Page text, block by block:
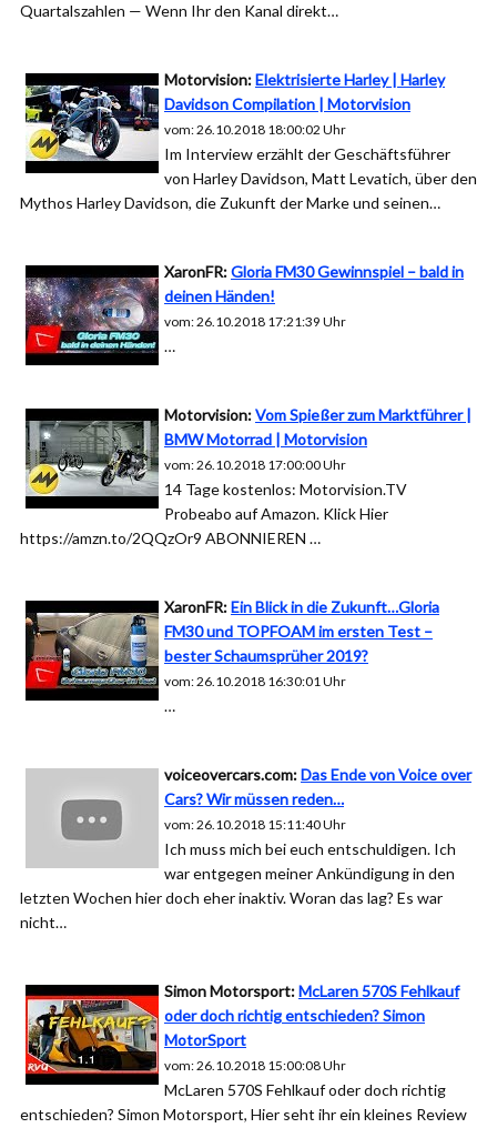
Quartalszahlen — Wenn Ihr den Kanal direkt…
Motorvision:Elektrisierte Harley | Harley
Davidson Compilation | Motorvision
vom: 26.10.2018 18:00:02 Uhr
Im Interview erzählt der Geschäftsführer
von Harley Davidson, Matt Levatich, über den
Mythos Harley Davidson, die Zukunft der Marke und seinen…
XaronFR:Gloria FM30 Gewinnspiel – bald in
deinen Händen!
vom: 26.10.2018 17:21:39 Uhr
…
Motorvision:Vom Spießer zum Marktführer |
BMW Motorrad | Motorvision
vom: 26.10.2018 17:00:00 Uhr
14 Tage kostenlos: Motorvision.TV
Probeabo auf Amazon. Klick Hier
https://amzn.to/2QQzOr9 ABONNIEREN …
XaronFR:Ein Blick in die Zukunft…Gloria
FM30 und TOPFOAM im ersten Test –
bester Schaumsprüher 2019?
vom: 26.10.2018 16:30:01 Uhr
…
voiceovercars.com:Das Ende von Voice over
Cars? Wir müssen reden…
vom: 26.10.2018 15:11:40 Uhr
Ich muss mich bei euch entschuldigen. Ich
war entgegen meiner Ankündigung in den
letzten Wochen hier doch eher inaktiv. Woran das lag? Es war
nicht…
Simon Motorsport:McLaren 570S Fehlkauf
oder doch richtig entschieden? Simon
MotorSport
vom: 26.10.2018 15:00:08 Uhr
McLaren 570S Fehlkauf oder doch richtig
entschieden? Simon Motorsport, Hier seht ihr ein kleines Review